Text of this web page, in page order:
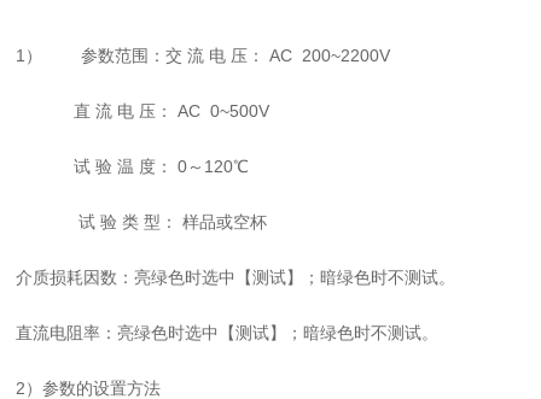
1） 参数范围：交 流 电 压： AC 200~2200V
直 流 电 压： AC 0~500V
试 验 温 度： 0～120℃
试 验 类 型： 样品或空杯
介质损耗因数：亮绿色时选中【测试】 ；暗绿色时不测试。
直流电阻率：亮绿色时选中【测试】 ；暗绿色时不测试。
2）参数的设置方法